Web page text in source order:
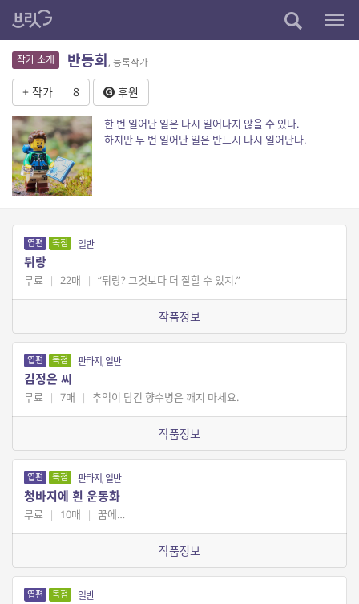
작가 소개 반동희, 등록작가
+ 작가 8 후원
한 번 일어난 일은 다시 일어나지 않을 수 있다.
하지만 두 번 일어난 일은 반드시 다시 일어난다.
엽편 독점 일반
튀랑
무료 | 22매 | “튀랑? 그것보다 더 잘할 수 있지.”
작품정보
엽편 독점 판타지, 일반
김정은 씨
무료 | 7매 | 추억이 담긴 향수병은 깨지 마세요.
작품정보
엽편 독점 판타지, 일반
청바지에 흰 운동화
무료 | 10매 | 꿈에…
작품정보
엽편 독점 일반